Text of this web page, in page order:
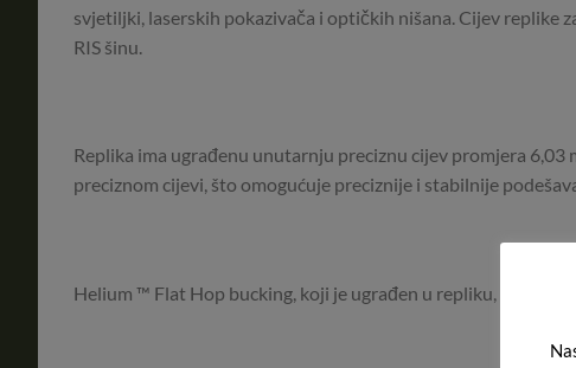
svjetiljki, laserskih pokazivača i optičkih nišana. Cijev replike
RIS šinu.
Replika ima ugrađenu unutarnju preciznu cijev promjera
preciznom cijevi, što omogućuje preciznije i stabilnije
Helium ™ Flat Hop bucking, koji je ugrađen u repliku,